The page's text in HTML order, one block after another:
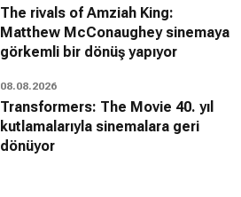
The rivals of Amziah King:
Matthew McConaughey sinemaya
görkemli bir dönüş yapıyor
08.08.2026
Transformers: The Movie 40. yıl
kutlamalarıyla sinemalara geri
dönüyor